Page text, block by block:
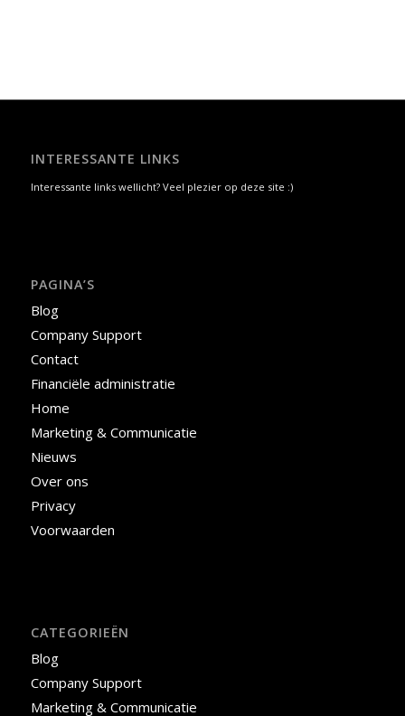
INTERESSANTE LINKS
Interessante links wellicht? Veel plezier op deze site :)
PAGINA’S
Blog
Company Support
Contact
Financiële administratie
Home
Marketing & Communicatie
Nieuws
Over ons
Privacy
Voorwaarden
CATEGORIEËN
Blog
Company Support
Marketing & Communicatie